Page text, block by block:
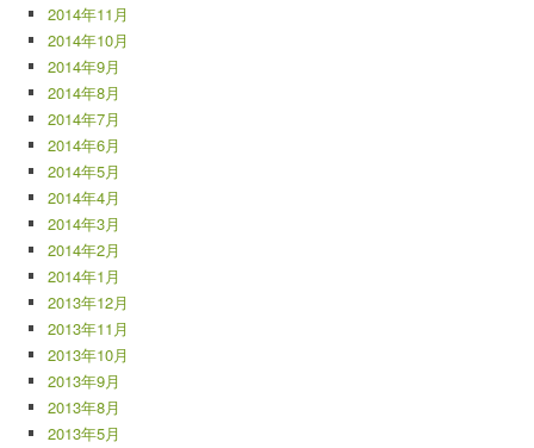
2014年11月
2014年10月
2014年9月
2014年8月
2014年7月
2014年6月
2014年5月
2014年4月
2014年3月
2014年2月
2014年1月
2013年12月
2013年11月
2013年10月
2013年9月
2013年8月
2013年5月